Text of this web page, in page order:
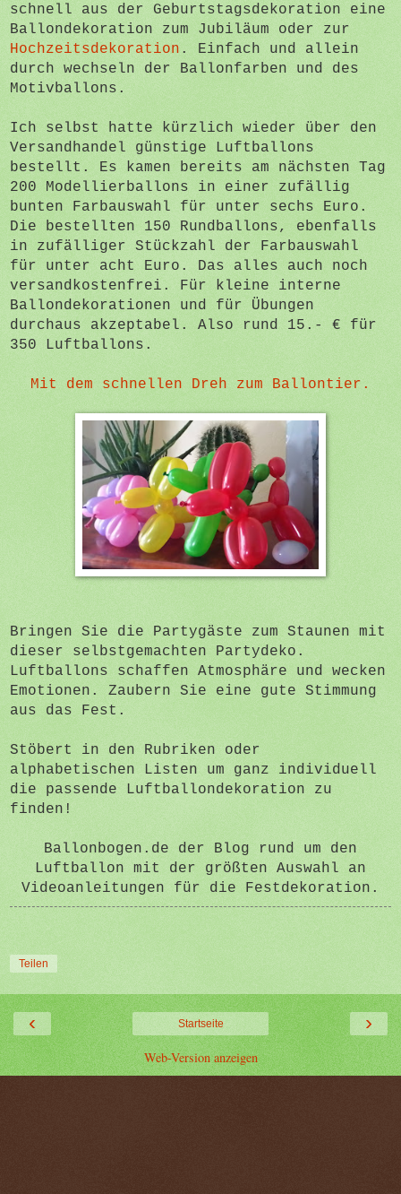
schnell aus der Geburtstagsdekoration eine
Ballondekoration zum Jubiläum oder zur
Hochzeitsdekoration . Einfach und allein
durch wechseln der Ballonfarben und des
Motivballons.
Ich selbst hatte kürzlich wieder über den
Versandhandel günstige Luftballons
bestellt. Es kamen bereits am nächsten Tag
200 Modellierballons in einer zufällig
bunten Farbauswahl für unter sechs Euro.
Die bestellten 150 Rundballons, ebenfalls
in zufälliger Stückzahl der Farbauswahl
für unter acht Euro. Das alles auch noch
versandkostenfrei. Für kleine interne
Ballondekorationen und für Übungen
durchaus akzeptabel. Also rund 15.- € für
350 Luftballons.
Mit dem schnellen Dreh zum Ballontier.
Bringen Sie die Partygäste zum Staunen mit
dieser selbstgemachten Partydeko.
Luftballons schaffen Atmosphäre und wecken
Emotionen. Zaubern Sie eine gute Stimmung
aus das Fest.
Stöbert in den Rubriken oder
alphabetischen Listen um ganz individuell
die passende Luftballondekoration zu
finden!
Ballonbogen.de der Blog rund um den
Luftballon mit der größten Auswahl an
Videoanleitungen für die Festdekoration.
Teilen
‹ ›
Startseite
Web-Version anzeigen